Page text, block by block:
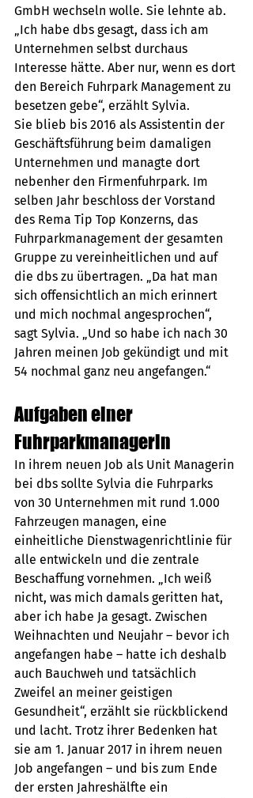
GmbH wechseln wolle. Sie lehnte ab.
„Ich habe dbs gesagt, dass ich am
Unternehmen selbst durchaus
Interesse hätte. Aber nur, wenn es dort
den Bereich Fuhrpark Management zu
besetzen gebe“, erzählt Sylvia.
Sie blieb bis 2016 als Assistentin der
Geschäftsführung beim damaligen
Unternehmen und managte dort
nebenher den Firmenfuhrpark. Im
selben Jahr beschloss der Vorstand
des Rema Tip Top Konzerns, das
Fuhrparkmanagement der gesamten
Gruppe zu vereinheitlichen und auf
die dbs zu übertragen. „Da hat man
sich offensichtlich an mich erinnert
und mich nochmal angesprochen“,
sagt Sylvia. „Und so habe ich nach 30
Jahren meinen Job gekündigt und mit
54 nochmal ganz neu angefangen.“
Aufgaben einer
Fuhrparkmanagerin
In ihrem neuen Job als Unit Managerin
bei dbs sollte Sylvia die Fuhrparks
von 30 Unternehmen mit rund 1.000
Fahrzeugen managen, eine
einheitliche Dienstwagenrichtlinie für
alle entwickeln und die zentrale
Beschaffung vornehmen. „Ich weiß
nicht, was mich damals geritten hat,
aber ich habe Ja gesagt. Zwischen
Weihnachten und Neujahr – bevor ich
angefangen habe – hatte ich deshalb
auch Bauchweh und tatsächlich
Zweifel an meiner geistigen
Gesundheit“, erzählt sie rückblickend
und lacht. Trotz ihrer Bedenken hat
sie am 1. Januar 2017 in ihrem neuen
Job angefangen – und bis zum Ende
der ersten Jahreshälfte ein